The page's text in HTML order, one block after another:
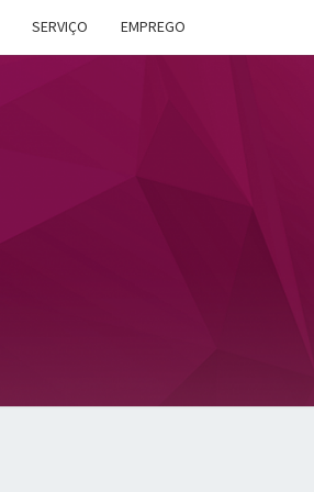
SERVIÇO EMPREGO